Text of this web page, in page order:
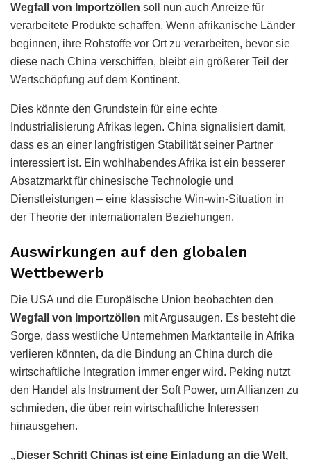
Wegfall von Importzöllen soll nun auch Anreize für
verarbeitete Produkte schaffen. Wenn afrikanische Länder
beginnen, ihre Rohstoffe vor Ort zu verarbeiten, bevor sie
diese nach China verschiffen, bleibt ein größerer Teil der
Wertschöpfung auf dem Kontinent.
Dies könnte den Grundstein für eine echte
Industrialisierung Afrikas legen. China signalisiert damit,
dass es an einer langfristigen Stabilität seiner Partner
interessiert ist. Ein wohlhabendes Afrika ist ein besserer
Absatzmarkt für chinesische Technologie und
Dienstleistungen – eine klassische Win-win-Situation in
der Theorie der internationalen Beziehungen.
Auswirkungen auf den globalen
Wettbewerb
Die USA und die Europäische Union beobachten den
Wegfall von Importzöllen mit Argusaugen. Es besteht die
Sorge, dass westliche Unternehmen Marktanteile in Afrika
verlieren könnten, da die Bindung an China durch die
wirtschaftliche Integration immer enger wird. Peking nutzt
den Handel als Instrument der Soft Power, um Allianzen zu
schmieden, die über rein wirtschaftliche Interessen
hinausgehen.
„Dieser Schritt Chinas ist eine Einladung an die Welt,